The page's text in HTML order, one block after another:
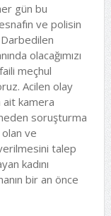
gün bu
ve polisin
Darbedilen
olacağımızı
meçhul
Acilen olay
ait kamera
soruşturma
olan ve
talep
kadını
bir an önce